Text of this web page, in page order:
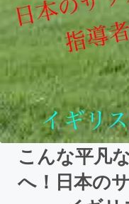
こんな平凡
へ！日本の